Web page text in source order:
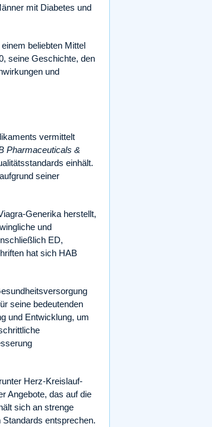
mit Diabetes und
beliebten Mittel
seine Geschichte, den
und
vermittelt
Pharmaceuticals &
einhält.
seiner
Generika herstellt,
und
ED,
hat sich HAB
seine bedeutenden
und Entwicklung, um
Herz-Kreislauf-
Angebote, das auf die
sich an strenge
entsprechen.